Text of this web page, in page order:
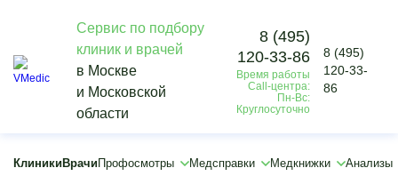
Сервис по подбору
клиник и врачей
в Москве
и Московской
области
8 (495)
120-33-86
Время работы
Call-центра:
Пн-Вс:
Круглосуточно
8 (495)
120-33-
86
Клиники Врачи Профосмотры Медсправки Медкнижки Анализы
Vmedic
Диагностика
Компьютерная томография
КТ ангиография
Братиславская